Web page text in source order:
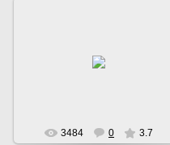
Ленинградский МД
3484 0 3.7